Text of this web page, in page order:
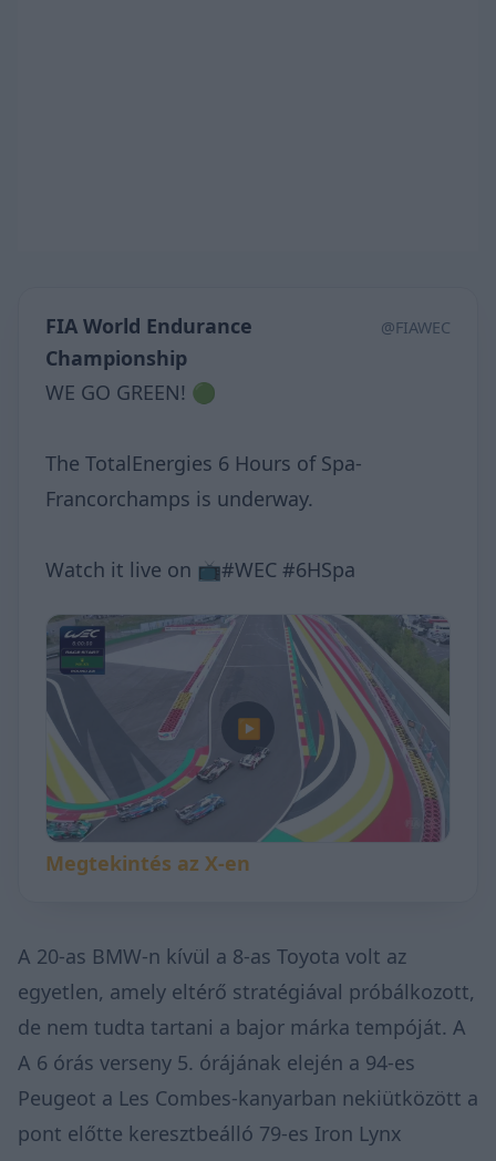
FIA World Endurance
Championship
@FIAWEC
WE GO GREEN! 🟢
The TotalEnergies 6 Hours of Spa-
Francorchamps is underway.
Watch it live on 📺#WEC #6HSpa
▶
Megtekintés az X-en
A 20-as BMW-n kívül a 8-as Toyota volt az
egyetlen, amely eltérő stratégiával próbálkozott,
de nem tudta tartani a bajor márka tempóját. A
A 6 órás verseny 5. órájának elején a 94-es
Peugeot a Les Combes-kanyarban nekiütközött a
pont előtte keresztbeálló 79-es Iron Lynx